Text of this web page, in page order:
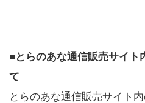
■とらのあな通信販売サイト
て
とらのあな通信販売サイト